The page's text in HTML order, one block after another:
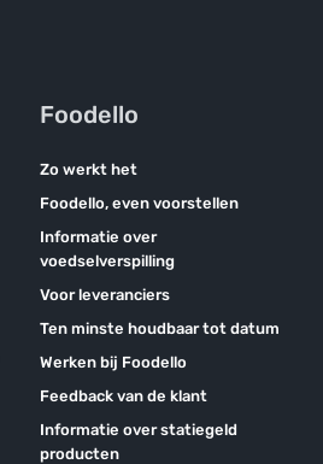
Foodello
Zo werkt het
Foodello, even voorstellen
Informatie over
voedselverspilling
Voor leveranciers
Ten minste houdbaar tot datum
Werken bij Foodello
Feedback van de klant
Informatie over statiegeld
producten